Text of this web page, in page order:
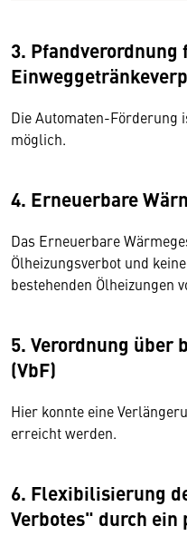
3. Pfandverordnung
Die Automaten-Förderung
möglich.
4. Erneuerbare
Das Erneuerbare
Ölheizungsverbot und
bestehenden Ölheizungen
5. Verordnung über
(VbF)
Hier konnte eine
erreicht werden.
6. Flexibilisierung
Verbotes" durch